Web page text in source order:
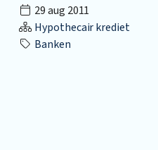
29 aug 2011
Hypothecair krediet
Banken